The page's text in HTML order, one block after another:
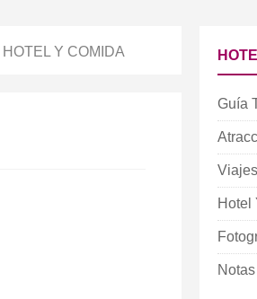
HOTEL Y COMIDA
Guía
Hotel